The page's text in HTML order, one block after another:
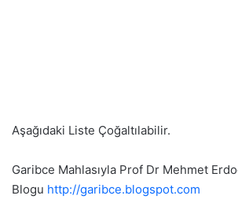
Aşağıdaki Liste Çoğaltılabilir.
Garibce Mahlasıyla Prof Dr Mehmet
Blogu http://garibce.blogspot.com